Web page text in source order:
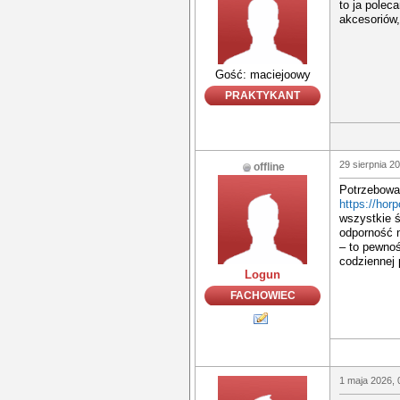
Gość: maciejoowy
PRAKTYKANT
to ja
offline
Logun
FACHOWIEC
29 sierpnia
https://
wszystkie
odporność
– to
codziennej
1 maja 2026,